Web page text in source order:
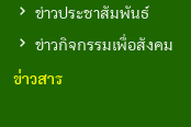
ข่าวประชาสัมพันธ์
ข่าวกิจกรรมเพื่อสังคม
ข่าวสาร